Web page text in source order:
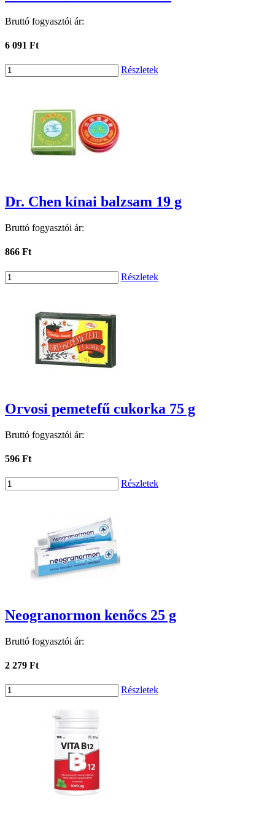
Bruttó fogyasztói ár:
6 091 Ft
Részletek
Dr. Chen kínai balzsam 19 g
Bruttó fogyasztói ár:
866 Ft
Részletek
Orvosi pemetefű cukorka 75 g
Bruttó fogyasztói ár:
596 Ft
Részletek
Neogranormon kenőcs 25 g
Bruttó fogyasztói ár:
2 279 Ft
Részletek